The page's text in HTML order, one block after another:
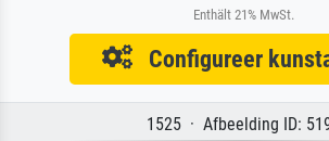
Enthält 21% MwSt.
Configureer
1525 · Afbeelding ID: